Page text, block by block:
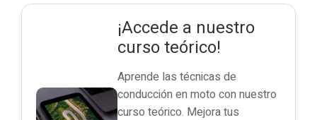
¡Accede a nuestro
curso teórico!
Aprende las técnicas de
conducción en moto con nuestro
curso teórico. Mejora tus